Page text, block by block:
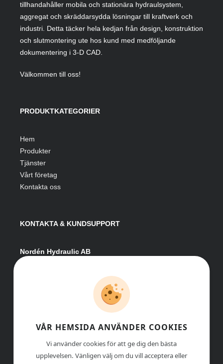
tillhandahåller mobila och stationära hydraulsystem,
aggregat och skräddarsydda lösningar till kraftverk och
industri. Detta täcker hela kedjan från design, konstruktion
och slutmontering ute hos kund med medföljande
dokumentering i 3-D CAD.
Välkommen till oss!
PRODUKTKATEGORIER
Hem
Produkter
Tjänster
Vårt företag
Kontakta oss
KONTAKTA & KUNDSUPPORT
Nordén Hydraulic AB
info@nordenhydraulic.se
Org-nr: 556531-8424
VÅR HEMSIDA ANVÄNDER COOKIES
Vi använder cookies för att ge dig den bästa
upplevelsen. Vänligen välj om du vill acceptera eller